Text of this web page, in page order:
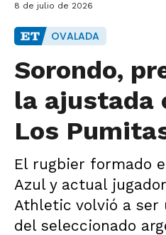
8 de julio de 2026
OVALADA
Sorondo,
la ajustada
Los
El rugbier formado
Azul y actual
Athletic volvió a ser
del seleccionado